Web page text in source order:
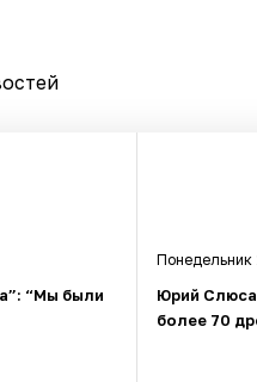
“Мы были
Понедельник
Юрий
более 70